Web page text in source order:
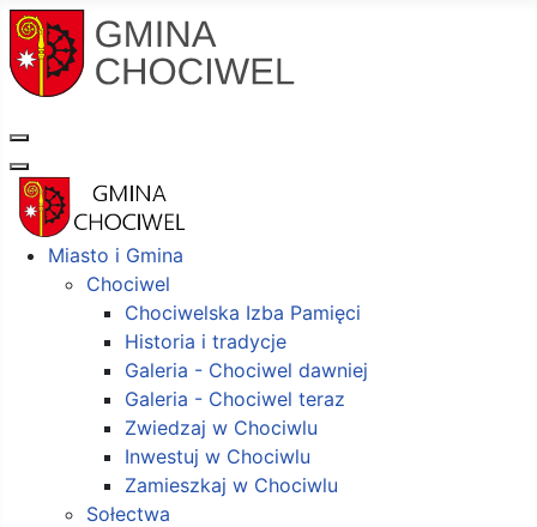
Miasto i Gmina
Chociwel
Chociwelska Izba Pamięci
Historia i tradycje
Galeria - Chociwel dawniej
Galeria - Chociwel teraz
Zwiedzaj w Chociwlu
Inwestuj w Chociwlu
Zamieszkaj w Chociwlu
Sołectwa